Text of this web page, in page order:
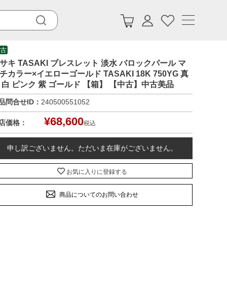
キ TASAKI ブレスレット 淡水 バロックパール マ
カラー×イエローゴールド TASAKI 18K 750YG 真
白 ピンク 紫 ゴールド 【箱】 【中古】中古美品
問合せID： 240500551052
価格： ¥68,600税込
申し訳ございません。ただいま在庫がございません。
お気に入りに登録する
商品についてのお問い合わせ